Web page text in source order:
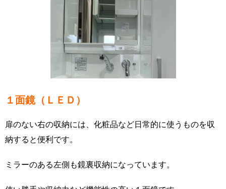
１面鏡（ＬＥＤ）
扉のない右の収納には、化粧品など日常的に使うものを収
納すると便利です。
ミラーのある左側も鏡裏収納になっています。